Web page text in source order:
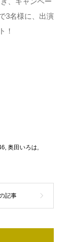
3名様に、出演
！
, 奥田いろは,